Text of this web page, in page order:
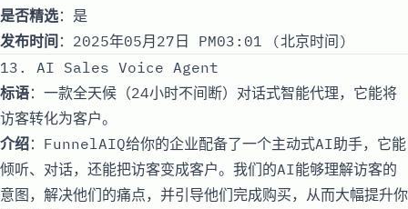
是否精选：是
发布时间 ：2025年05月27日 PM03:01 (北京时间)
13. AI Sales Voice Agent
标语：一款全天候（24小时不间断）对话式智能代理，它能将
访客转化为客户。
介绍：FunnelAIQ给你的企业配备了一个主动式AI助手，它能
倾听、对话，还能把访客变成客户。我们的AI能够理解访客的
意图，解决他们的痛点，并引导他们完成购买，从而大幅提升你